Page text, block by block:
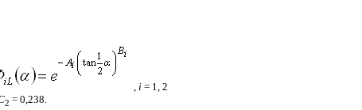
, i = 1, 2
2 = 0,238.